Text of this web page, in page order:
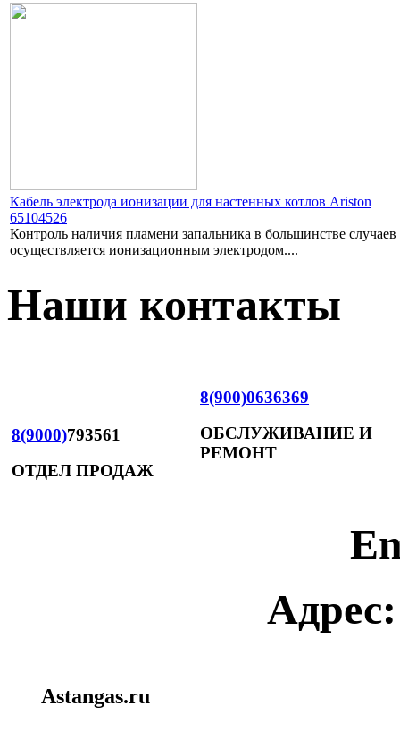
Кабель электрода ионизации для настенных котлов Ariston
65104526
Контроль наличия пламени запальника в большинстве случаев
осуществляется ионизационным электродом....
Наши контакты
8(9000)793561
ОТДЕЛ ПРОДАЖ
8(900)0636369
ОБСЛУЖИВАНИЕ И
РЕМОНТ
Astangas.ru